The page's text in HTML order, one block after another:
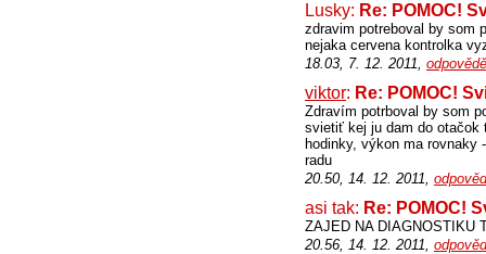
Lusky: Re: POMOC!
zdravim potreboval by som
nejaka cervena kontrolka
18.03, 7. 12. 2011,
viktor: Re: POMOC!
Zdravím potrboval by som
svietiť kej ju dam do otačok
hodinky, výkon ma
radu
20.50, 14. 12. 2011,
asi tak: Re: POMOC!
ZAJED NA DIAGNOSTIKU
20.56, 14. 12. 2011,